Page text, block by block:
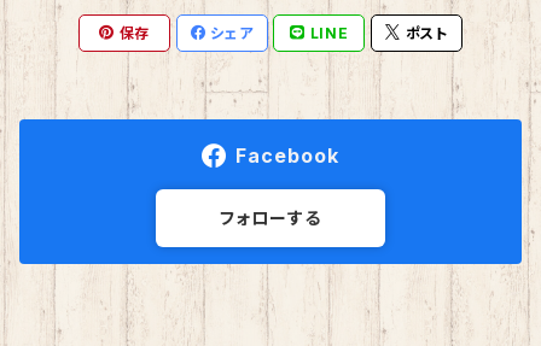
保存 シェア LINE ポスト
Facebook
フォローする